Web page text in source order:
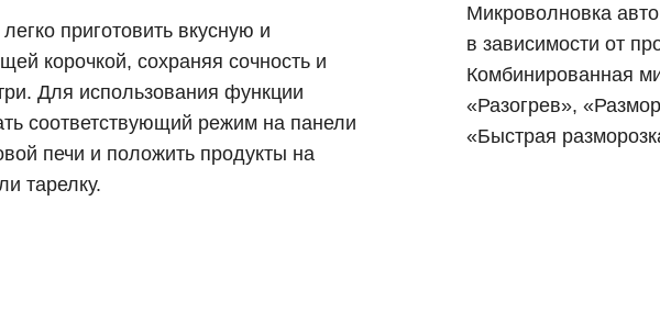
приготовить вкусную и
корочкой, сохраняя сочность и
Для использования функции
соответствующий режим на панели
печи и положить продукты на
тарелку.
Микроволновка
в зависимости от
Комбинированная
«Разогрев»,
«Быстрая